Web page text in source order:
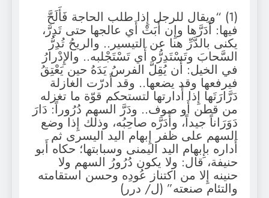
(1) “ويقال للرجل إِذا طلب الحاجة فَأَلَحَّ
فيها: أَدَرَّها وإِن أَبَتْ أَي عالجها حتى تَدِرَّ،
يكنى بالدَّرِّ هنا عن التيسير.. والريحُ تُدِرُّ
السَّحابَ وتَسْتَدِرُّه أَي تَسْتَجْلبه.. والإِدْرارُ
في الخيل: أَن يُقِلَّ الفرسُ يَدَهُ حين يَعْتِقُ
فيرفعها وقد يضعها.. وقد أَدرّت الغازلة
دَرَّارَتَها إِذا أَدارتها لتستحكم قوّة ما تغزله
من قطن أَو صوف.. ودَرَّ السهم دُرُوراً: دَارَ
دَوَرَاناً جيداً، وأَدَرَّه صاحِبُه، وذلك إِذا وضع
السهم على ظفر إِبهام اليد اليسرى ثم
أَداره بإِبهام اليد اليمنى وسبابتها؛ حكاه أَبو
حنيفة، قال: ولا يكون دُرُورُ السهم ولا
حنينه إِلا من اكتناز عُودِه وحسن استقامته
والتئام صنعته” (ل/ درر)